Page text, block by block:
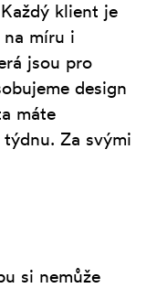
klient je
míru i
jsou pro
design
máte
Za svými
si nemůže